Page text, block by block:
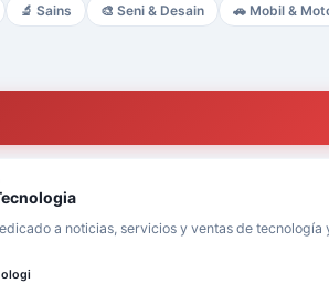
🔬 Sains 🎨 Seni & Desain 🚗 Mobil &
a noticias, servicios y ventas de